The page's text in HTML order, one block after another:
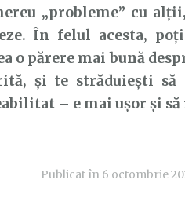
„probleme” cu
În felul acesta,
o părere mai bună
și te străduiești
– e mai ușor și
Publicat în 6 octombrie